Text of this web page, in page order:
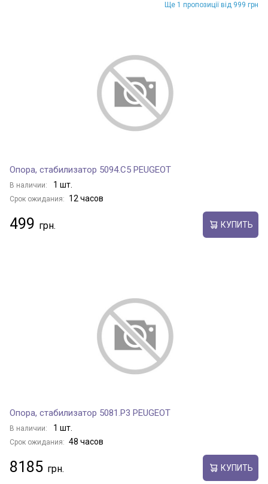
Ще 1 пропозиції від 999 грн
Опора, стабилизатор 5094.C5 PEUGEOT
В наличии: 1 шт.
Срок ожидания: 12 часов
499 КУПИТЬ
Опора, стабилизатор 5081.P3 PEUGEOT
В наличии: 1 шт.
Срок ожидания: 48 часов
8185 КУПИТЬ